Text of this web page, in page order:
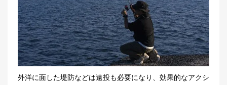
外洋に面した堤防などは遠投も必要になり、効果的なアクシ